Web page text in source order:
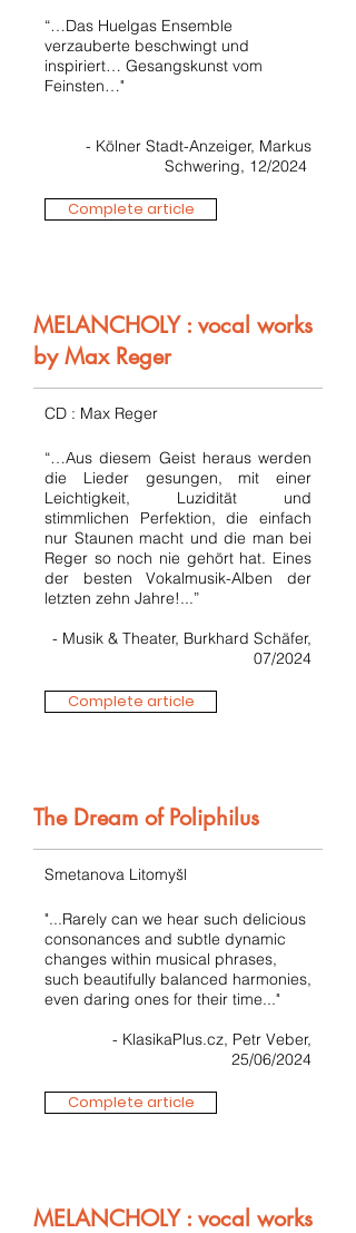
“…Das Huelgas Ensemble
verzauberte beschwingt und
inspiriert… Gesangskunst vom
Feinsten…"
- Kölner Stadt-Anzeiger, Markus
Schwering, 12/2024
Complete article
MELANCHOLY : vocal works
by Max Reger
CD : Max Reger
“…Aus diesem Geist heraus werden
die Lieder gesungen, mit einer
Leichtigkeit, Luzidität und
stimmlichen Perfektion, die einfach
nur Staunen macht und die man bei
Reger so noch nie gehört hat. Eines
der besten Vokalmusik-Alben der
letzten zehn Jahre!...”
- Musik & Theater, Burkhard Schäfer,
07/2024
Complete article
The Dream of Poliphilus
Smetanova Litomyšl
"...Rarely can we hear such delicious
consonances and subtle dynamic
changes within musical phrases,
such beautifully balanced harmonies,
even daring ones for their time..."
- KlasikaPlus.cz, Petr Veber,
25/06/2024
Complete article
MELANCHOLY : vocal works